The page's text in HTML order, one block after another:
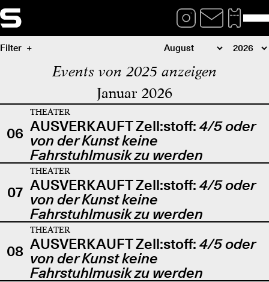
Filter
Events von 2025 anzeigen
Januar 2026
06
THEATER
AUSVERKAUFT Zell:stoff: 4/5 oder
von der Kunst keine
Fahrstuhlmusik zu werden
07
THEATER
AUSVERKAUFT Zell:stoff: 4/5 oder
von der Kunst keine
Fahrstuhlmusik zu werden
08
THEATER
AUSVERKAUFT Zell:stoff: 4/5 oder
von der Kunst keine
Fahrstuhlmusik zu werden